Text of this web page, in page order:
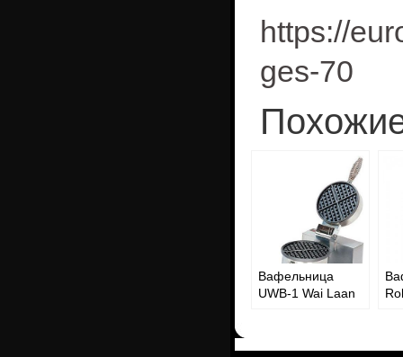
https://
ges-70
Вафельница
UWB-1 Wai Laan